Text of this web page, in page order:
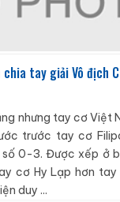
chia tay giải Vô địch
nhưng tay cơ Việt
trước tay cơ
số 0-3. Được xếp ở
cơ Hy Lạp hơn
duy ...